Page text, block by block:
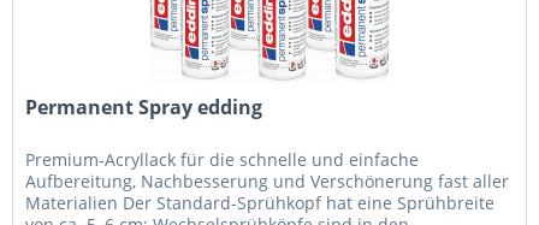
Permanent Spray edding
Premium-Acryllack für die schnelle und einfache
Aufbereitung, Nachbesserung und Verschönerung fast aller
Materialien Der Standard-Sprühkopf hat eine Sprühbreite